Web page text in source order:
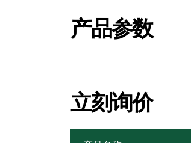
产品参数
立刻询价